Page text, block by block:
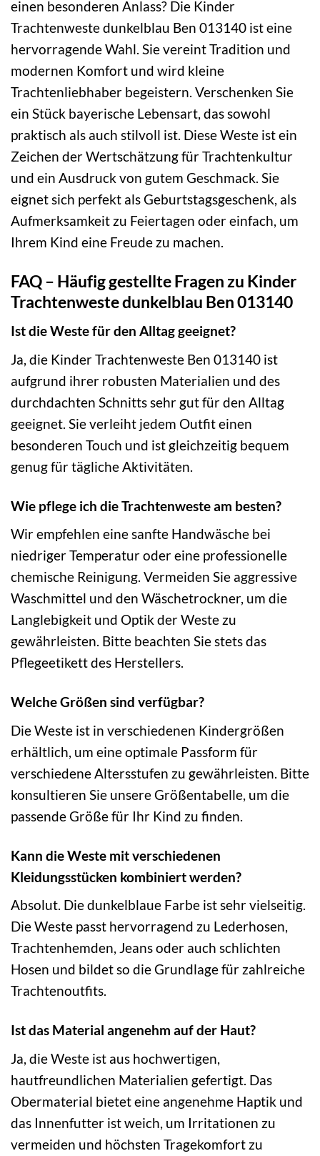
einen besonderen Anlass? Die Kinder
Trachtenweste dunkelblau Ben 013140 ist eine
hervorragende Wahl. Sie vereint Tradition und
modernen Komfort und wird kleine
Trachtenliebhaber begeistern. Verschenken Sie
ein Stück bayerische Lebensart, das sowohl
praktisch als auch stilvoll ist. Diese Weste ist ein
Zeichen der Wertschätzung für Trachtenkultur
und ein Ausdruck von gutem Geschmack. Sie
eignet sich perfekt als Geburtstagsgeschenk, als
Aufmerksamkeit zu Feiertagen oder einfach, um
Ihrem Kind eine Freude zu machen.
FAQ – Häufig gestellte Fragen zu Kinder
Trachtenweste dunkelblau Ben 013140
Ist die Weste für den Alltag geeignet?
Ja, die Kinder Trachtenweste Ben 013140 ist
aufgrund ihrer robusten Materialien und des
durchdachten Schnitts sehr gut für den Alltag
geeignet. Sie verleiht jedem Outfit einen
besonderen Touch und ist gleichzeitig bequem
genug für tägliche Aktivitäten.
Wie pflege ich die Trachtenweste am besten?
Wir empfehlen eine sanfte Handwäsche bei
niedriger Temperatur oder eine professionelle
chemische Reinigung. Vermeiden Sie aggressive
Waschmittel und den Wäschetrockner, um die
Langlebigkeit und Optik der Weste zu
gewährleisten. Bitte beachten Sie stets das
Pflegeetikett des Herstellers.
Welche Größen sind verfügbar?
Die Weste ist in verschiedenen Kindergrößen
erhältlich, um eine optimale Passform für
verschiedene Altersstufen zu gewährleisten. Bitte
konsultieren Sie unsere Größentabelle, um die
passende Größe für Ihr Kind zu finden.
Kann die Weste mit verschiedenen
Kleidungsstücken kombiniert werden?
Absolut. Die dunkelblaue Farbe ist sehr vielseitig.
Die Weste passt hervorragend zu Lederhosen,
Trachtenhemden, Jeans oder auch schlichten
Hosen und bildet so die Grundlage für zahlreiche
Trachtenoutfits.
Ist das Material angenehm auf der Haut?
Ja, die Weste ist aus hochwertigen,
hautfreundlichen Materialien gefertigt. Das
Obermaterial bietet eine angenehme Haptik und
das Innenfutter ist weich, um Irritationen zu
vermeiden und höchsten Tragekomfort zu